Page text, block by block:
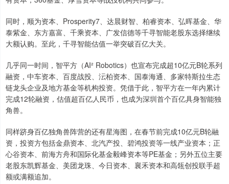
同时，顺为资本、Prosperity7、达晨财智、柏睿资本、弘晖基金、华
泰紫金、东方嘉富、千乘资本、广发信德等千寻智能老股东选择继续
大额认购。至此，千寻智能估值一举突破百亿大关。
几乎同一时间，智平方（AI² Robotics）也宣布完成超10亿元B轮系列
融资，中车资本、百度战投、沄柏资本、国泰海通、多家特斯拉生态
链龙头企业及地方基金等机构投资。凭借于此，智平方在一年内累计
完成12轮融资，估值超百亿人民币，也成为深圳首个百亿具身智能独
角兽。
同样跻身百亿独角兽阵营的还有星海图，在春节前完成10亿元B轮融
资，投资方包括金鼎资本、北汽产投、碧鸿投资等一线产业资本；正
心谷资本、前海方舟和国际化基金毅峰资本等PE基金；另外五位主要
老股东凯辉基金、美团龙珠、今日资本、襄禾资本和高瓴创投联手超
额或满额追加。